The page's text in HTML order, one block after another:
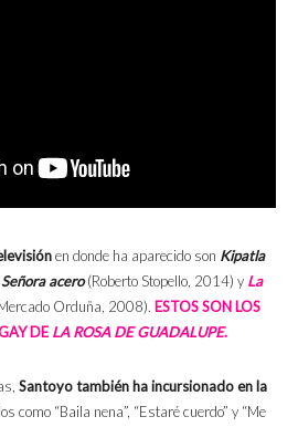
en donde ha aparecido son Kipatla
Señora acero(Roberto Stopello, 2014) y La
Orduña, 2008). ESTOS SON LOS
DE LA ROSA DE GUADALUPE.
Santoyo también ha incursionado en la
como “Baila nena”, “Estaré cuerdo” y “Me